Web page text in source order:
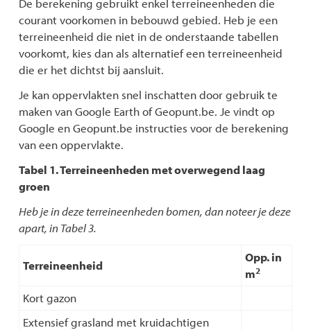
De berekening gebruikt enkel terreineenheden die
courant voorkomen in bebouwd gebied. Heb je een
terreineenheid die niet in de onderstaande tabellen
voorkomt, kies dan als alternatief een terreineenheid
die er het dichtst bij aansluit.
Je kan oppervlakten snel inschatten door gebruik te
maken van Google Earth of Geopunt.be. Je vindt op
Google en Geopunt.be instructies voor de berekening
van een oppervlakte.
Tabel 1. Terreineenheden met overwegend laag
groen
Heb je in deze terreineenheden bomen, dan noteer je deze
apart, in Tabel 3.
Terreineenheid
Opp. in
m2
Kort gazon
Extensief grasland met kruidachtigen